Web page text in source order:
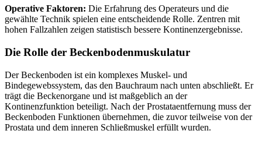
Operative Faktoren: Die Erfahrung des Operateurs und die
gewählte Technik spielen eine entscheidende Rolle. Zentren mit
hohen Fallzahlen zeigen statistisch bessere Kontinenzergebnisse.
Die Rolle der Beckenbodenmuskulatur
Der Beckenboden ist ein komplexes Muskel- und
Bindegewebssystem, das den Bauchraum nach unten abschließt. Er
trägt die Beckenorgane und ist maßgeblich an der
Kontinenzfunktion beteiligt. Nach der Prostataentfernung muss der
Beckenboden Funktionen übernehmen, die zuvor teilweise von der
Prostata und dem inneren Schließmuskel erfüllt wurden.